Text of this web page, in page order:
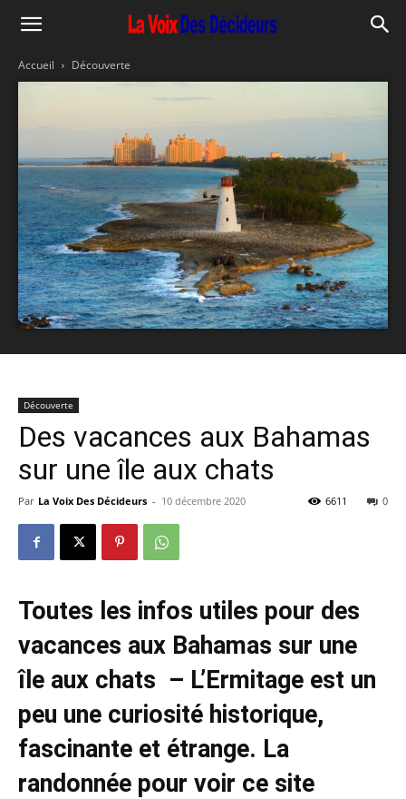
Accueil Découverte
Découverte
Des vacances aux Bahamas
sur une île aux chats
Par La Voix Des Décideurs - 10 décembre 2020 0
6611
Toutes les infos utiles pour des
vacances aux Bahamas sur une
île aux chats – L’Ermitage est un
peu une curiosité historique,
fascinante et étrange. La
randonnée pour voir ce site